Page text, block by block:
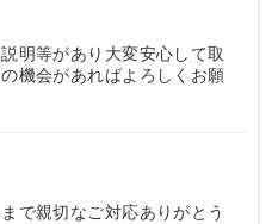
明等があり大変安心して取
機会があればよろしくお願
で親切なご対応ありがとう